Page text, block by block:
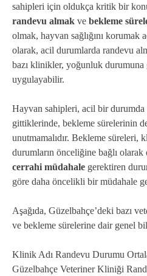
sahipleri için oldukça kritik bir
randevu almak ve bekleme
olmak, hayvan sağlığını korumak
olarak, acil durumlarda randevu
bazı klinikler, yoğunluk durumuna
uygulayabilir.
Hayvan sahipleri, acil bir
gittiklerinde, bekleme sürelerinin
unutmamalıdır. Bekleme süreleri,
durumların önceliğine bağlı
cerrahi müdahale gerektiren
göre daha öncelikli bir müdahale
Aşağıda, Güzelbahçe’deki bazı
ve bekleme sürelerine dair genel
Klinik Adı Randevu Durumu
Güzelbahçe Veteriner Kliniği